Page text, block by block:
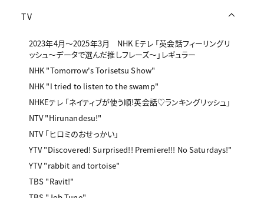
TV
2023年4月～2025年3月 NHK Eテレ 「英会話フィーリングリ
ッシュ～データで選んだ推しフレーズ～」レギュラー
NHK "Tomorrow's Torisetsu Show"
NHK "I tried to listen to the swamp"
NHKEテレ 「ネイティブが使う順!英会話♡ランキングリッシュ」
NTV "Hirunandesu!"
NTV 「ヒロミのおせっかい」
YTV "Discovered! Surprised!! Premiere!!! No Saturdays!"
YTV "rabbit and tortoise"
TBS "Ravit!"